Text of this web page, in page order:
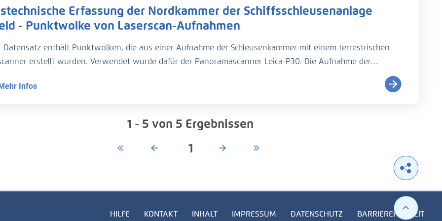
von der Oberkante der Schleusenkammer bzw. des Schleusentores bis zur Sohle, so dass eine
der Einzelbilder von sechzig bis siebzig Prozent gewährleistet werden konnte.
Erfassung der Nordkammer der Schiffsschleusenanlage
- Punktwolke von Laserscan-Aufnahmen
Datensatz enthält Punktwolken, die aus einer Aufnahme der Schleusenkammer mit einem terrestrischen
erstellt wurden. Verwendet wurde dafür der Panoramascanner Leica-P30. Die Aufnahme der
Schleusenkammer erfolgte von mehreren, zehn Meter voneinander entfernten Standorten aus mit einer
effektiven Bodenauflösung von einem Zentimeter.
Infos
1 - 5 von 5 Ergebnissen
1
HILFE KONTAKT INHALT IMPRESSUM DATENSCHUTZ BARRIEREFREIHEIT